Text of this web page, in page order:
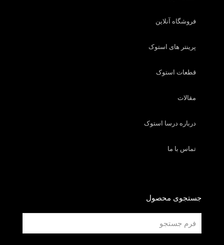
فروشگاه آنلاین
پرینتر های استوک
قطعات استوک
مقالات
درباره درسا استوک
تماس با ما
جستجوی محصول